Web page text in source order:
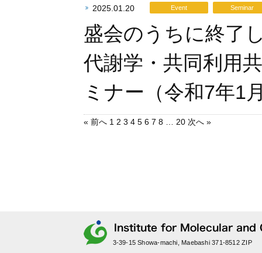
2025.01.20 Event Seminar
盛会のうちに終了
代謝学・共同利用
ミナー（令和7年1
« 前へ 1 2 3 4 5 6 7 8 20 次へ »
3-39-15 Showa-machi, Maebashi 371-8512 ZIP